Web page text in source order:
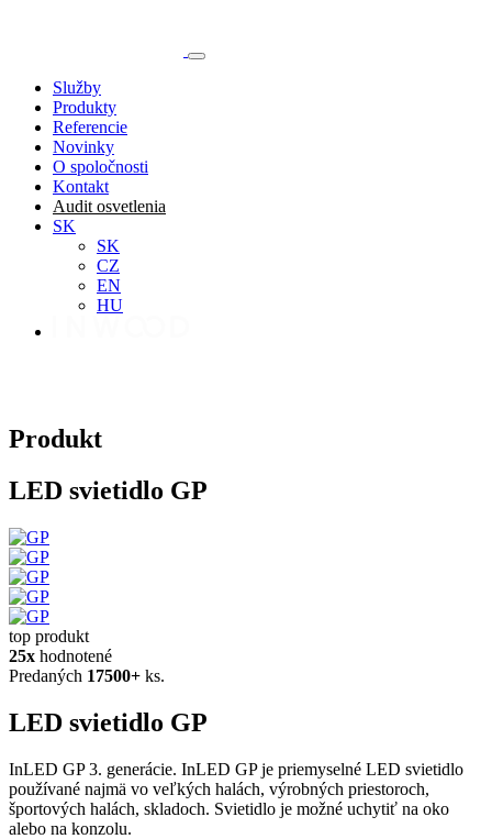
Služby
Produkty
Referencie
Novinky
O spoločnosti
Kontakt
Audit osvetlenia
SK
SK
CZ
EN
HU
Produkt
LED svietidlo GP
top produkt
25x hodnotené
Predaných 17500+ ks.
LED svietidlo GP
InLED GP 3. generácie. InLED GP je priemyselné LED svietidlo
používané najmä vo veľkých halách, výrobných priestoroch,
športových halách, skladoch. Svietidlo je možné uchytiť na oko
alebo na konzolu.